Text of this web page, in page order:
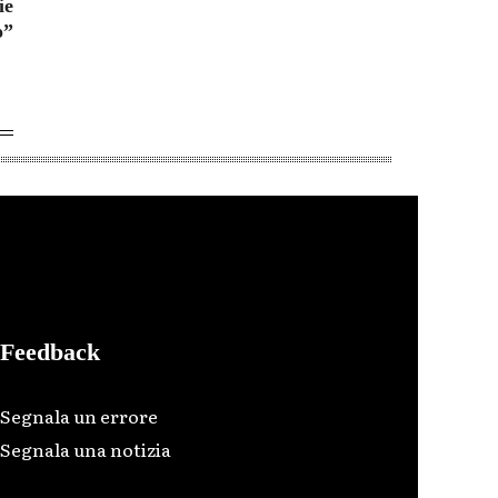
Feedback
Segnala un errore
Segnala una notizia